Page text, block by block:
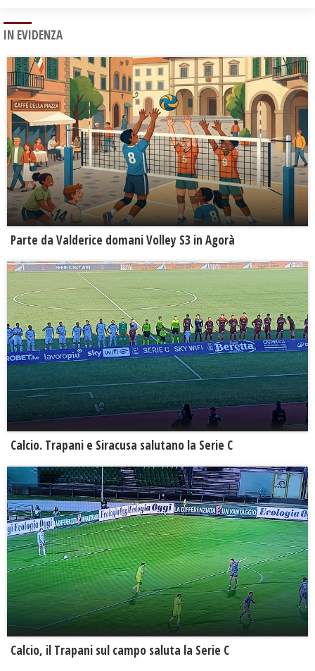
IN EVIDENZA
Parte da Valderice domani Volley S3 in Agorà
Calcio. Trapani e Siracusa salutano la Serie C
Calcio, il Trapani sul campo saluta la Serie C